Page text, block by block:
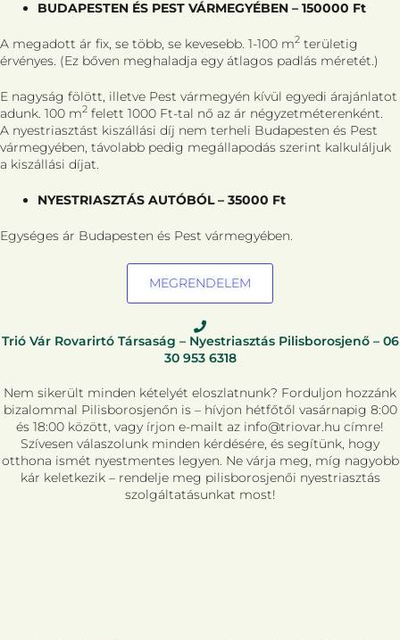
BUDAPESTEN ÉS PEST VÁRMEGYÉBEN – 150000 Ft
A megadott ár fix, se több, se kevesebb. 1-100 m2 területig
érvényes. (Ez bőven meghaladja egy átlagos padlás méretét.)
E nagyság fölött, illetve Pest vármegyén kívül egyedi árajánlatot
adunk. 100 m2 felett 1000 Ft-tal nő az ár négyzetméterenként.
A nyestriasztást kiszállási díj nem terheli Budapesten és Pest
vármegyében, távolabb pedig megállapodás szerint kalkuláljuk
a kiszállási díjat.
NYESTRIASZTÁS AUTÓBÓL – 35000 Ft
Egységes ár Budapesten és Pest vármegyében.
MEGRENDELEM
Trió Vár Rovarirtó Társaság – Nyestriasztás Pilisborosjenő – 06
30 953 6318
Nem sikerült minden kételyét eloszlatnunk? Forduljon hozzánk
bizalommal Pilisborosjenőn is – hívjon hétfőtől vasárnapig 8:00
és 18:00 között, vagy írjon e-mailt az info@triovar.hu címre!
Szívesen válaszolunk minden kérdésére, és segítünk, hogy
otthona ismét nyestmentes legyen. Ne várja meg, míg nagyobb
kár keletkezik – rendelje meg pilisborosjenői nyestriasztás
szolgáltatásunkat most!